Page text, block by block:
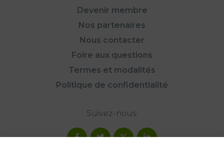
Devenir membre
Nos partenaires
Nous contacter
Foire aux questions
Termes et modalités
Politique de confidentialité
Suivez-nous: